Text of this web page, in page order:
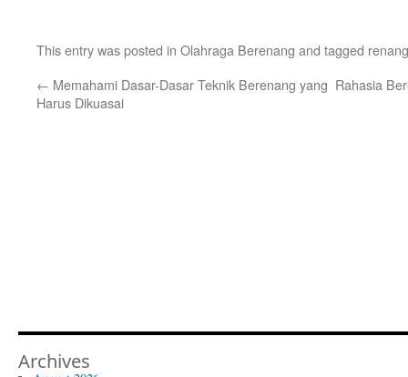
This entry was posted in Olahraga Berenang and tagged
← Memahami Dasar-Dasar Teknik Berenang yang
Harus Dikuasai
Rahasia
Archives